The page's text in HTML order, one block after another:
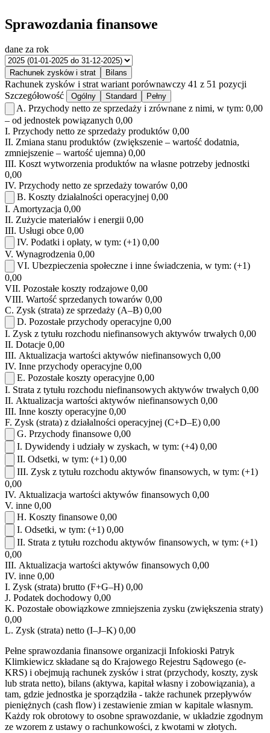
Sprawozdania finansowe
dane za rok
Rachunek zysków i strat Bilans
Rachunek zysków i strat wariant porównawczy 41 z 51 pozycji
Szczegółowość
Ogólny Standard Pełny
A. Przychody netto ze sprzedaży i zrównane z nimi, w tym: 0,00
– od jednostek powiązanych 0,00
I. Przychody netto ze sprzedaży produktów 0,00
II. Zmiana stanu produktów (zwiększenie – wartość dodatnia,
zmniejszenie – wartość ujemna) 0,00
III. Koszt wytworzenia produktów na własne potrzeby jednostki
0,00
IV. Przychody netto ze sprzedaży towarów 0,00
B. Koszty działalności operacyjnej 0,00
I. Amortyzacja 0,00
II. Zużycie materiałów i energii 0,00
III. Usługi obce 0,00
IV. Podatki i opłaty, w tym: (+1) 0,00
V. Wynagrodzenia 0,00
VI. Ubezpieczenia społeczne i inne świadczenia, w tym: (+1)
0,00
VII. Pozostałe koszty rodzajowe 0,00
VIII. Wartość sprzedanych towarów 0,00
C. Zysk (strata) ze sprzedaży (A–B) 0,00
D. Pozostałe przychody operacyjne 0,00
I. Zysk z tytułu rozchodu niefinansowych aktywów trwałych 0,00
II. Dotacje 0,00
III. Aktualizacja wartości aktywów niefinansowych 0,00
IV. Inne przychody operacyjne 0,00
E. Pozostałe koszty operacyjne 0,00
I. Strata z tytułu rozchodu niefinansowych aktywów trwałych 0,00
II. Aktualizacja wartości aktywów niefinansowych 0,00
III. Inne koszty operacyjne 0,00
F. Zysk (strata) z działalności operacyjnej (C+D–E) 0,00
G. Przychody finansowe 0,00
I. Dywidendy i udziały w zyskach, w tym: (+4) 0,00
II. Odsetki, w tym: (+1) 0,00
III. Zysk z tytułu rozchodu aktywów finansowych, w tym: (+1)
0,00
IV. Aktualizacja wartości aktywów finansowych 0,00
V. inne 0,00
H. Koszty finansowe 0,00
I. Odsetki, w tym: (+1) 0,00
II. Strata z tytułu rozchodu aktywów finansowych, w tym: (+1)
0,00
III. Aktualizacja wartości aktywów finansowych 0,00
IV. inne 0,00
I. Zysk (strata) brutto (F+G–H) 0,00
J. Podatek dochodowy 0,00
K. Pozostałe obowiązkowe zmniejszenia zysku (zwiększenia straty)
0,00
L. Zysk (strata) netto (I–J–K) 0,00
Pełne sprawozdania finansowe organizacji Infokioski Patryk
Klimkiewicz składane są do Krajowego Rejestru Sądowego (e-
KRS) i obejmują rachunek zysków i strat (przychody, koszty, zysk
lub strata netto), bilans (aktywa, kapitał własny i zobowiązania), a
tam, gdzie jednostka je sporządziła - także rachunek przepływów
pieniężnych (cash flow) i zestawienie zmian w kapitale własnym.
Każdy rok obrotowy to osobne sprawozdanie, w układzie zgodnym
ze wzorem z ustawy o rachunkowości, z kwotami w złotych.